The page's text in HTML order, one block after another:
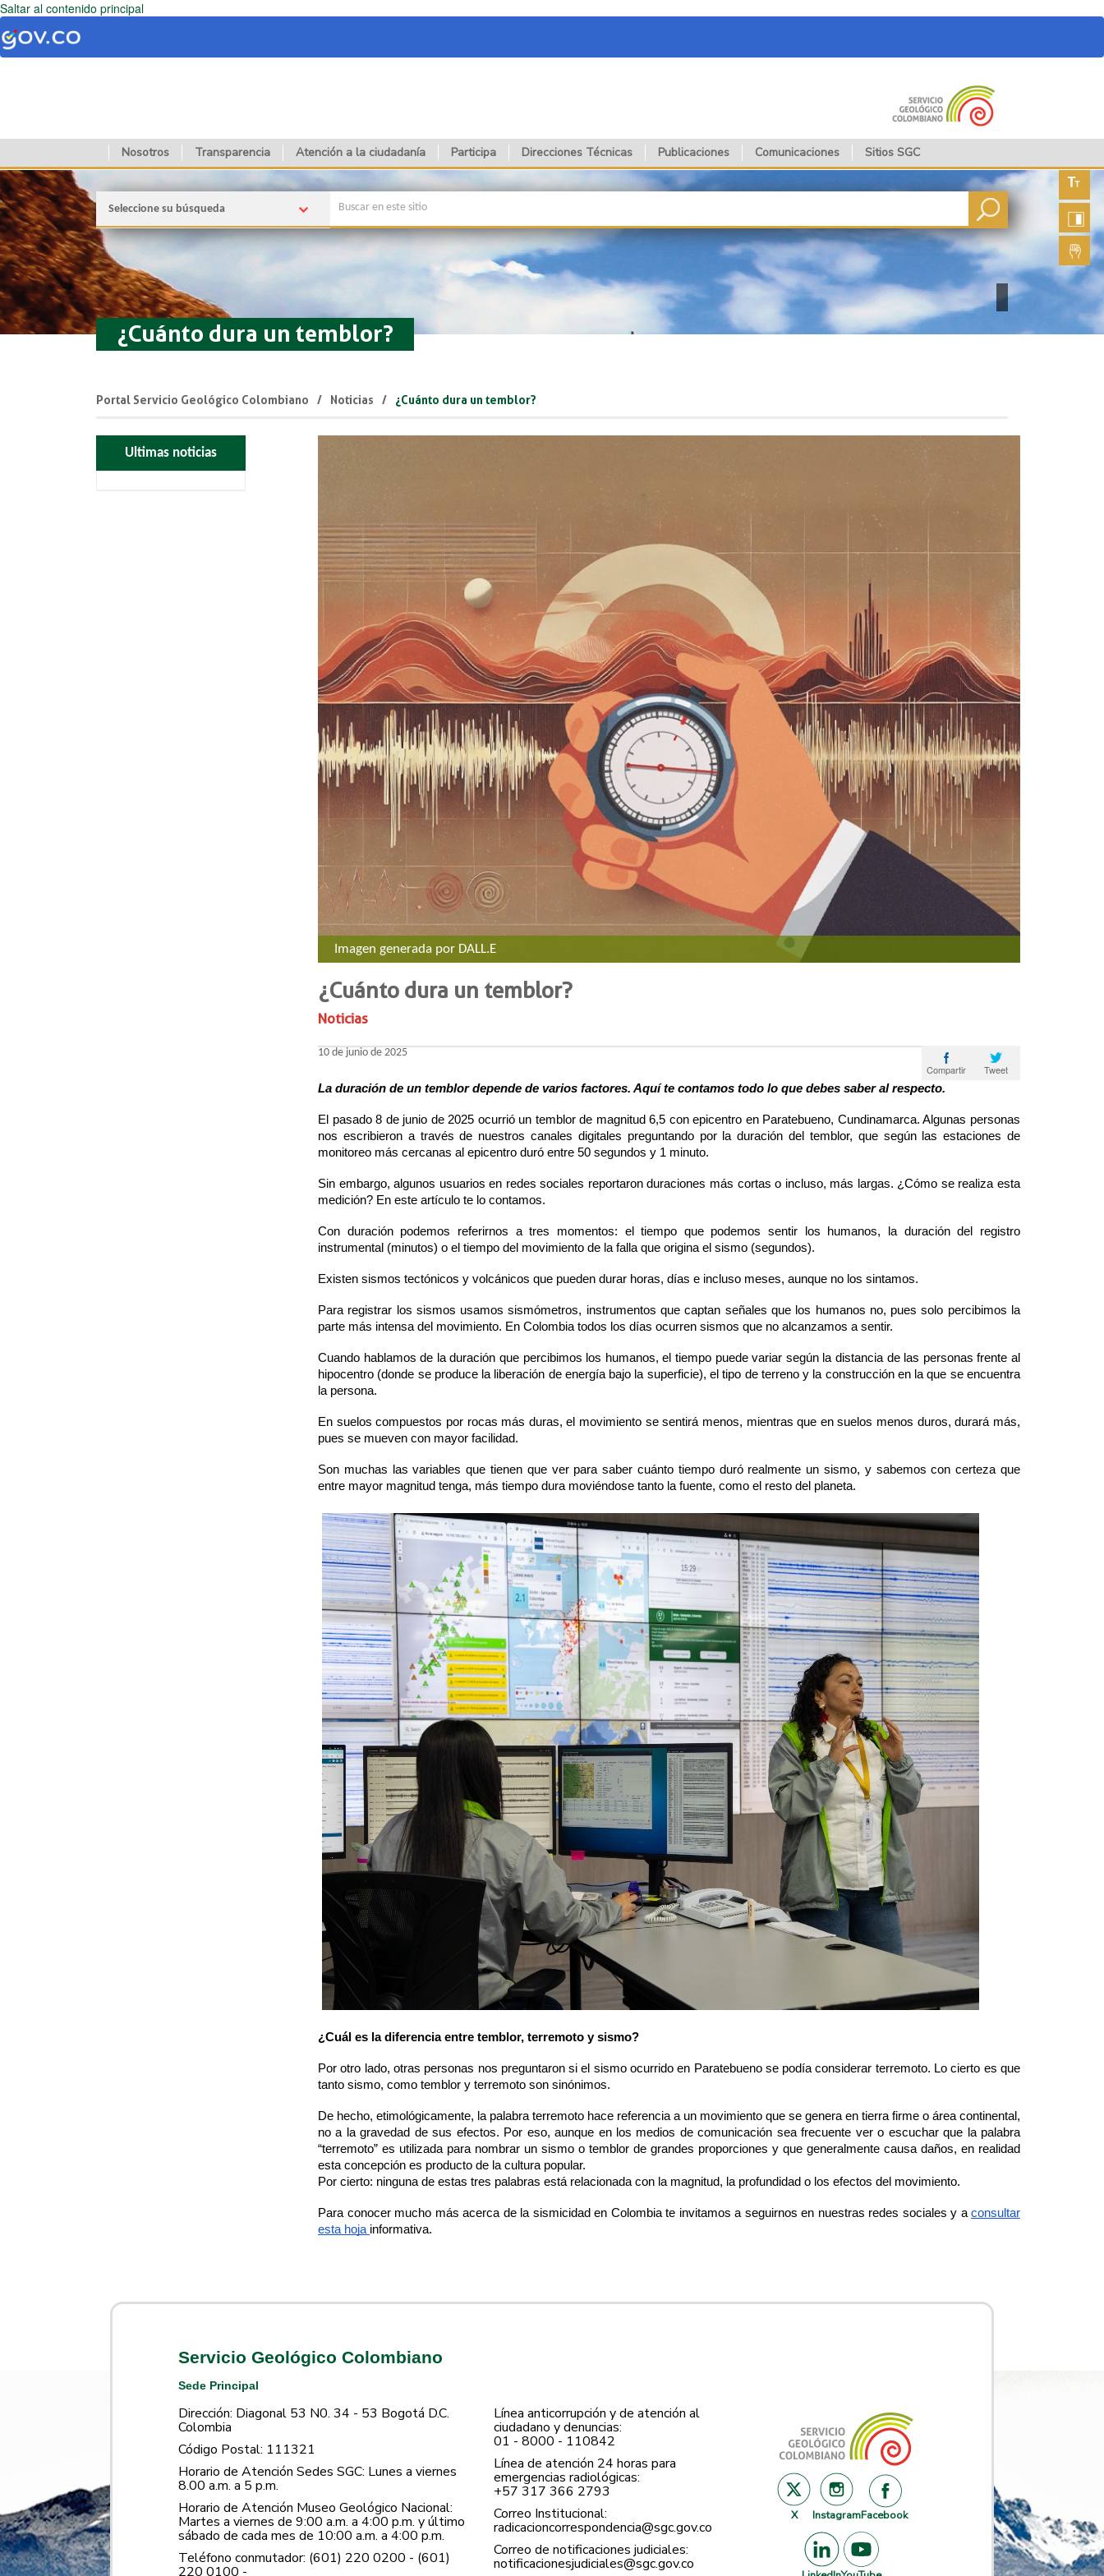
Saltar al contenido principal
Nosotros Transparencia Atención a la ciudadanía Participa Direcciones Técnicas Publicaciones Comunicaciones Sitios SGC
fuente
Lengua
de
Seleccione su búsqueda
¿Cuánto dura un temblor?
Portal Servicio Geológico Colombiano Noticias ¿Cuánto dura un temblor?
Ultimas noticias
Imagen generada por DALL.E​​​​
¿Cuánto dura un temblor?
Noticias
10 de junio de 2025
Tweet
Compartir
La duración de un temblor depende de varios factores. Aquí te contamos todo lo que debes saber al respecto.
El pasado 8 de junio de 2025 ocurrió un temblor de magnitud 6,5 con epicentro en Paratebueno, Cundinamarca. Algunas personas
nos escribieron a través de nuestros canales digitales preguntando por la duración del temblor, que según las estaciones de
monitoreo más cercanas al epicentro duró entre 50 segundos y 1 minuto.
Sin embargo, algunos usuarios en redes sociales reportaron duraciones más cortas o incluso, más largas. ¿Cómo se realiza esta
medición? En este artículo te lo contamos.
Con duración podemos referirnos a tres momentos: el tiempo que podemos sentir los humanos, la duración del registro
instrumental (minutos) o el tiempo del movimiento de la falla que origina el sismo (segundos).
Existen sismos tectónicos y volcánicos que pueden durar horas, días e incluso meses, aunque no los sintamos.
Para registrar los sismos usamos sismómetros, instrumentos que captan señales que los humanos no, pues solo percibimos la
parte más intensa del movimiento. En Colombia todos los días ocurren sismos que no alcanzamos a sentir.
Cuando hablamos de la duración que percibimos los humanos, el tiempo puede variar según la distancia de las personas frente al
hipocentro (donde se produce la liberación de energía bajo la superficie), el tipo de terreno y la construcción en la que se encuentra
la persona.
En suelos compuestos por rocas más duras, el movimiento se sentirá menos, mientras que en suelos menos duros, durará más,
pues se mueven con mayor facilidad.
Son muchas las variables que tienen que ver para saber cuánto tiempo duró realmente un sismo, y sabemos con certeza que
entre mayor magnitud tenga, más tiempo dura moviéndose tanto la fuente, como el resto del planeta.
¿Cuál es la diferencia entre temblor, terremoto y sismo?
Por otro lado, otras personas nos preguntaron si el sismo ocurrido en Paratebueno se podía considerar terremoto. Lo cierto es que
tanto sismo, como temblor y terremoto son sinónimos.
De hecho, etimológicamente, la palabra terremoto hace referencia a un movimiento que se genera en tierra firme o área continental,
no a la gravedad de sus efectos. Por eso, aunque en los medios de comunicación sea frecuente ver o escuchar que la palabra
“terremoto” es utilizada para nombrar un sismo o temblor de grandes proporciones y que generalmente causa daños, en realidad
esta concepción es producto de la cultura popular.
Por cierto: ninguna de estas tres palabras está relacionada con la magnitud, la profundidad o los efectos del movimiento.
Para conocer mucho más acerca de la sismicidad en Colombia te invitamos a seguirnos en nuestras redes sociales y a consultar
esta hoja informativa.
Servicio Geológico Colombiano
Sede Principal
Dirección: Diagonal 53 N0. 34 - 53 Bogotá D.C.
Colombia
Código Postal: 111321
Horario de Atención Sedes SGC: Lunes a viernes
8.00 a.m. a 5 p.m.
Horario de Atención Museo Geológico Nacional:
Martes a viernes de 9:00 a.m. a 4:00 p.m. y último
sábado de cada mes de 10:00 a.m. a 4:00 p.m.
Teléfono conmutador: (601) 220 0200 - (601)
220 0100 -
Línea anticorrupción y de atención al
ciudadano y denuncias:
01 - 8000 - 110842
Línea de atención 24 horas para
emergencias radiológicas:
+57 ​317 366 2793
Correo Institucional:
radicacioncorrespondencia@sgc.gov.co
Correo de notificaciones judiciales:
notificacionesjudiciales@sgc.gov.co
X InstagramFacebook